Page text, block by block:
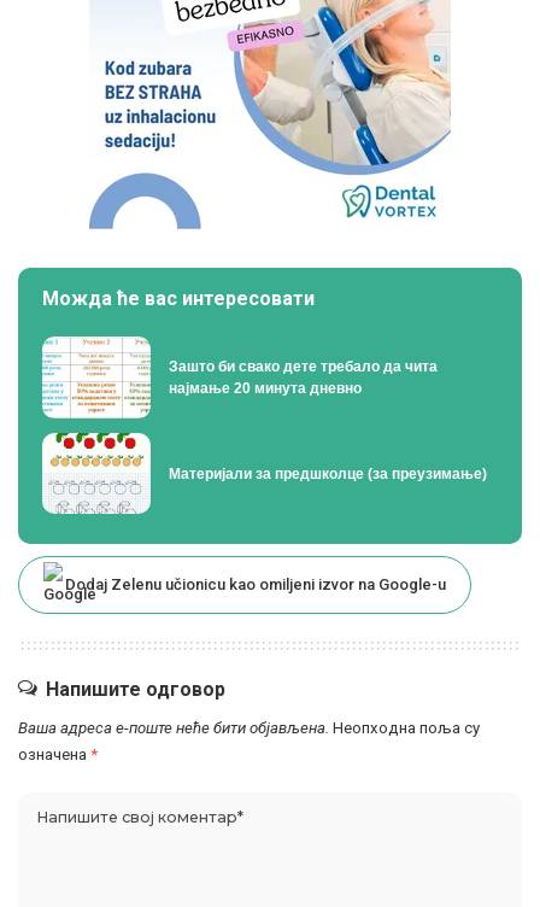
Можда ће вас интересовати
Зашто би свако дете требало да чита
најмање 20 минута дневно
Материјали за предшколце (за преузимање)
Dodaj Zelenu učionicu kao omiljeni izvor na Google-u
Напишите одговор
Ваша адреса е-поште неће бити објављена. Неопходна поља су
означена *